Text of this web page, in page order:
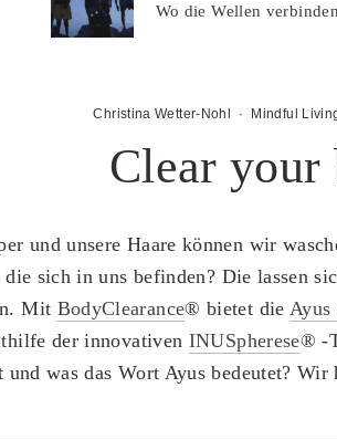
Wo die Wellen verbinden
Christina Wetter-Nohl · Mindful
Clear your
und unsere Haare können wir
sich in uns befinden? Die lassen
Mit BodyClearance® bietet die Ayus
der innovativen INUSpherese® -
und was das Wort Ayus bedeutet?